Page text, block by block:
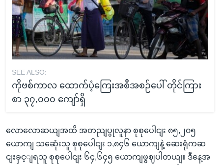
SEE ALSO:
ကိုဗစ်ကာလ ထောက်ပံ့ကြေးအစီအစဉ်ပေါ် တိုင်ကြား
စာ ၃၇,၀၀၀ ကျော်ရှိ
လောလောဆယျအထိ အတညျပွုလူနာ စုစုပေါငျး ၈၅,၂၀၅
ယောကျ သဆေုံးသူ စုစုပေါငျး ၁,၈၄၆ ယောကျနဲ့ ဆေးရုံကဆ
ငျးခှင့ျရသူ စုစုပေါငျး ၆၄,၆၄၅ ယောကျဖွဈပါတယျ။ ဒီနေ့အ